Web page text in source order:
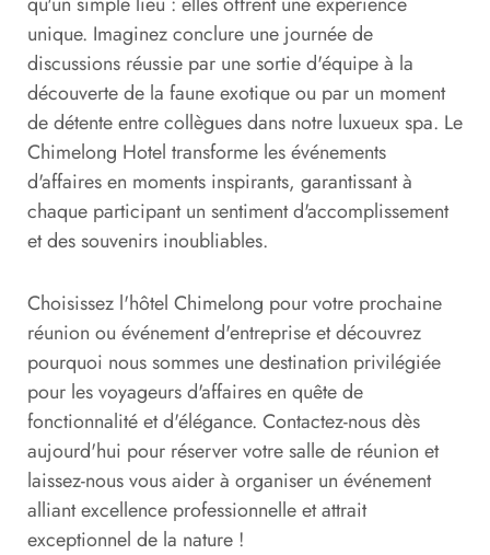
unique. Imaginez conclure une journée de
discussions réussie par une sortie d'équipe à la
découverte de la faune exotique ou par un moment
de détente entre collègues dans notre luxueux spa. Le
Chimelong Hotel transforme les événements
d'affaires en moments inspirants, garantissant à
chaque participant un sentiment d'accomplissement
et des souvenirs inoubliables.
Choisissez l'hôtel Chimelong pour votre prochaine
réunion ou événement d'entreprise et découvrez
pourquoi nous sommes une destination privilégiée
pour les voyageurs d'affaires en quête de
fonctionnalité et d'élégance. Contactez-nous dès
aujourd'hui pour réserver votre salle de réunion et
laissez-nous vous aider à organiser un événement
alliant excellence professionnelle et attrait
exceptionnel de la nature !